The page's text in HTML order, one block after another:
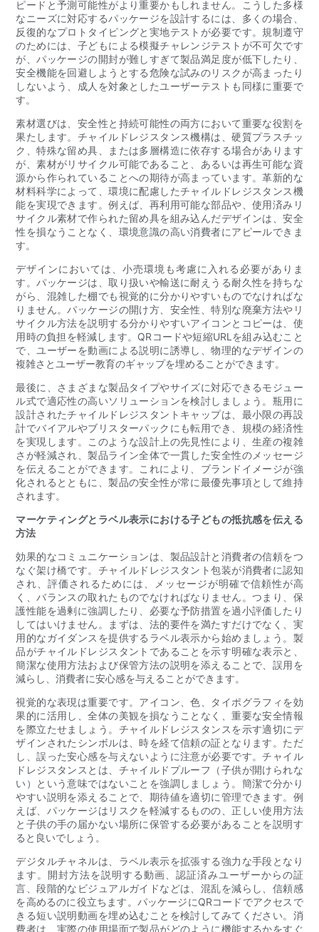
ピードと予測可能性がより重要かもしれません。こうした多様
なニーズに対応するパッケージを設計するには、多くの場合、
反復的なプロトタイピングと実地テストが必要です。規制遵守
のためには、子どもによる模擬チャレンジテストが不可欠です
が、パッケージの開封が難しすぎて製品満足度が低下したり、
安全機能を回避しようとする危険な試みのリスクが高まったり
しないよう、成人を対象としたユーザーテストも同様に重要で
す。
素材選びは、安全性と持続可能性の両方において重要な役割を
果たします。チャイルドレジスタンス機構は、硬質プラスチッ
ク、特殊な留め具、または多層構造に依存する場合があります
が、素材がリサイクル可能であること、あるいは再生可能な資
源から作られていることへの期待が高まっています。革新的な
材料科学によって、環境に配慮したチャイルドレジスタンス機
能を実現できます。例えば、再利用可能な部品や、使用済みリ
サイクル素材で作られた留め具を組み込んだデザインは、安全
性を損なうことなく、環境意識の高い消費者にアピールできま
す。
デザインにおいては、小売環境も考慮に入れる必要がありま
す。パッケージは、取り扱いや輸送に耐えうる耐久性を持ちな
がら、混雑した棚でも視覚的に分かりやすいものでなければな
りません。パッケージの開け方、安全性、特別な廃棄方法やリ
サイクル方法を説明する分かりやすいアイコンとコピーは、使
用時の負担を軽減します。QRコードや短縮URLを組み込むこと
で、ユーザーを動画による説明に誘導し、物理的なデザインの
複雑さとユーザー教育のギャップを埋めることができます。
最後に、さまざまな製品タイプやサイズに対応できるモジュー
ル式で適応性の高いソリューションを検討しましょう。瓶用に
設計されたチャイルドレジスタントキャップは、最小限の再設
計でバイアルやブリスターパックにも転用でき、規模の経済性
を実現します。このような設計上の先見性により、生産の複雑
さが軽減され、製品ライン全体で一貫した安全性のメッセージ
を伝えることができます。これにより、ブランドイメージが強
化されるとともに、製品の安全性が常に最優先事項として維持
されます。
マーケティングとラベル表示における子どもの抵抗感を伝える
方法
効果的なコミュニケーションは、製品設計と消費者の信頼をつ
なぐ架け橋です。チャイルドレジスタント包装が消費者に認知
され、評価されるためには、メッセージが明確で信頼性が高
く、バランスの取れたものでなければなりません。つまり、保
護性能を過剰に強調したり、必要な予防措置を過小評価したり
してはいけません。まずは、法的要件を満たすだけでなく、実
用的なガイダンスを提供するラベル表示から始めましょう。製
品がチャイルドレジスタントであることを示す明確な表示と、
簡潔な使用方法および保管方法の説明を添えることで、誤用を
減らし、消費者に安心感を与えることができます。
視覚的な表現は重要です。アイコン、色、タイポグラフィを効
果的に活用し、全体の美観を損なうことなく、重要な安全情報
を際立たせましょう。チャイルドレジスタンスを示す適切にデ
ザインされたシンボルは、時を経て信頼の証となります。ただ
し、誤った安心感を与えないように注意が必要です。チャイル
ドレジスタンスとは、チャイルドプルーフ（子供が開けられな
い）という意味ではないことを強調しましょう。簡潔で分かり
やすい説明を添えることで、期待値を適切に管理できます。例
えば、パッケージはリスクを軽減するものの、正しい使用方法
と子供の手の届かない場所に保管する必要があることを説明す
ると良いでしょう。
デジタルチャネルは、ラベル表示を拡張する強力な手段となり
ます。開封方法を説明する動画、認証済みユーザーからの証
言、段階的なビジュアルガイドなどは、混乱を減らし、信頼感
を高めるのに役立ちます。パッケージにQRコードでアクセスで
きる短い説明動画を埋め込むことを検討してみてください。消
費者は、実際の使用場面で製品がどのように機能するかをすぐ